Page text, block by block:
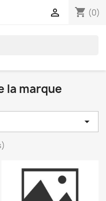
shopping_cart (0)

la marque
